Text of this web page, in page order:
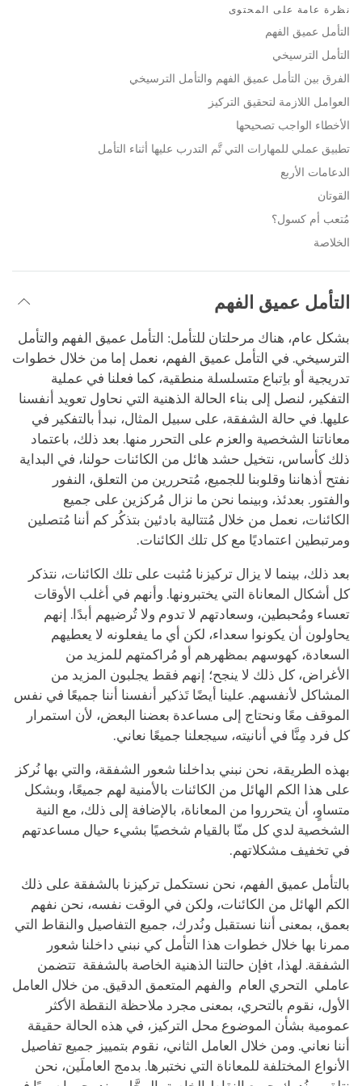
نظرة عامة على المحتوى
التأمل عميق الفهم
التأمل الترسيخي
الفرق بين التأمل عميق الفهم والتأمل الترسيخي
العوامل اللازمة لتحقيق التركيز
الأخطاء الواجب تصحيحها
تطبيق عملي للمهارات التي تَّم التدرب عليها أثناء التأمل
الدعامات الأربع
القوتان
مُتعب أم كسول؟
الخلاصة
التأمل عميق الفهم
بشكل عام، هناك مرحلتان للتأمل: التأمل عميق الفهم والتأمل
الترسيخي. في التأمل عميق الفهم، نعمل إما من خلال خطوات
تدريجية أو باِتباع متسلسلة منطقية، كما فعلنا في عملية
التفكير، لنصل إلى بناء الحالة الذهنية التي نحاول تعويد أنفسنا
عليها. في حالة الشفقة، على سبيل المثال، نبدأ بالتفكير في
معاناتنا الشخصية والعزم على التحرر منها. بعد ذلك، باعتماد
ذلك كأساس، نتخيل حشد هائل من الكائنات حولنا، في البداية
نفتح أذهاننا وقلوبنا للجميع، مُتحررين من التعلق، النفور
والفتور. بعدئذ، وبينما نحن ما نزال مُركزين على جميع
الكائنات، نعمل من خلال مُتتالية بادئين بتذكُر كم أننا مُتصلين
ومرتبطين اعتماديًا مع كل تلك الكائنات.
بعد ذلك، بينما لا يزال تركيزنا مُثبت على تلك الكائنات، نتذكر
كل أشكال المعاناة التي يختبرونها. وأنهم في أغلب الأوقات
تعساء ومُحبطين، وسعادتهم ﻻ تدوم ولا تُرضيهم أبدًا. إنهم
يحاولون أن يكونوا سعداء، لكن أي ما يفعلونه ﻻ يعطيهم
السعادة، كهوسهم بمظهرهم أو مُراكمتهم للمزيد من
الأغراض، كل ذلك ﻻ ينجح؛ إنهم فقط يجلبون المزيد من
المشاكل لأنفسهم. علينا أيضًا تَذكير أنفسنا أننا جميعًا في نفس
الموقف معًا ونحتاج إلى مساعدة بعضنا البعض، لأن استمرار
كل فرد مِنَّا في أنانيته، سيجعلنا جميعًا نعاني.
بهذه الطريقة، نحن نبني بداخلنا شعور الشفقة، والتي بها نُركز
على هذا الكم الهائل من الكائنات بالأمنية لهم جميعًا، وبشكل
متساوٍ، أن يتحرروا من المعاناة، بالإضافة إلى ذلك، مع النية
الشخصية لدي كل منّا بالقيام شخصيًا بشيء حيال مساعدتهم
في تخفيف مشكلاتهم.
بالتأمل عميق الفهم، نحن نستكمل تركيزنا بالشفقة على ذلك
الكم الهائل من الكائنات، ولكن في الوقت نفسه، نحن نفهم
بعمق، بمعنى أننا نستقبل ونُدرك، جميع التفاصيل والنقاط التي
ممرنا بها خلال خطوات هذا التأمل كي نبني داخلنا شعور
الشفقة. لهذا، tفإن حالتنا الذهنية الخاصة بالشفقة تتضمن
عاملي التحري العام والفهم المتعمق الدقيق. من خلال العامل
الأول، نقوم بالتحري، بمعنى مجرد ملاحظة النقطة الأكثر
عمومية بشأن الموضوع محل التركيز، في هذه الحالة حقيقة
أننا نعاني. ومن خلال العامل الثاني، نقوم بتمييز جميع تفاصيل
الأنواع المختلفة للمعاناة التي نختبرها. بدمج العاملَين، نحن